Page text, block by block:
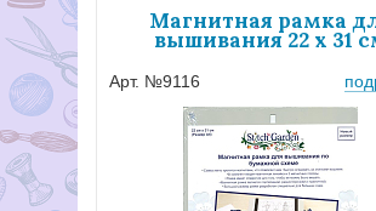
Магнитная рамка
вышивания 22 х 31
Арт. №9116